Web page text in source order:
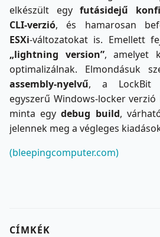
elkészült egy futásidejű
CLI‑verzió, és hamarosan
ESXi‑változatokat is. Emellett
„lightning version”, amelyet
optimalizálnak. Elmondásuk
assembly-nyelvű, a LockBit
egyszerű Windows‑locker
minta egydebug build,
jelennek meg a végleges
(bleepingcomputer.com)
CÍMKÉK